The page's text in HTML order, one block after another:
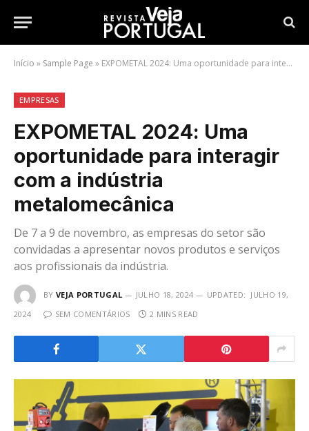
Início » Sample Page » EXPOMETAL 2024: Uma oportunidade para interagir com a indústria metalomecânica
EMPRESAS
EXPOMETAL 2024: Uma
oportunidade para interagir
com a indústria
metalomecânica
De 7 a 9 de novembro, as empresas do setor são
convidadas a apresentar novos produtos e serviços
aos profissionais da indústria.
BY VEJA PORTUGAL JULHO 18, 2024 UPDATED: JULHO 19,
2024
SEM COMENTÁRIOS 2 MINS READ